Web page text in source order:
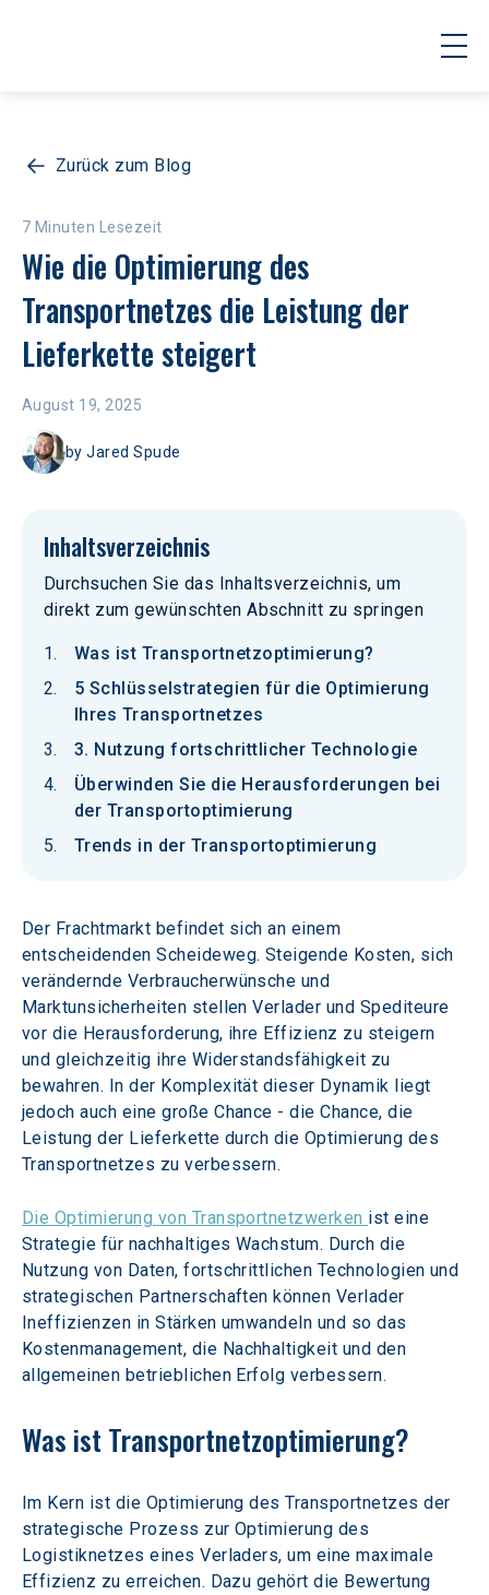
Zurück zum Blog
7 Minuten Lesezeit
Wie die Optimierung des
Transportnetzes die Leistung der
Lieferkette steigert
August 19, 2025
byJared Spude
Inhaltsverzeichnis
Durchsuchen Sie das Inhaltsverzeichnis, um
direkt zum gewünschten Abschnitt zu springen
Was ist Transportnetzoptimierung?
5 Schlüsselstrategien für die Optimierung
Ihres Transportnetzes
3. Nutzung fortschrittlicher Technologie
Überwinden Sie die Herausforderungen bei
der Transportoptimierung
Trends in der Transportoptimierung
Der Frachtmarkt befindet sich an einem
entscheidenden Scheideweg. Steigende Kosten, sich
verändernde Verbraucherwünsche und
Marktunsicherheiten stellen Verlader und Spediteure
vor die Herausforderung, ihre Effizienz zu steigern
und gleichzeitig ihre Widerstandsfähigkeit zu
bewahren. In der Komplexität dieser Dynamik liegt
jedoch auch eine große Chance - die Chance, die
Leistung der Lieferkette durch die Optimierung des
Transportnetzes zu verbessern.
Die Optimierung von Transportnetzwerken ist eine
Strategie für nachhaltiges Wachstum. Durch die
Nutzung von Daten, fortschrittlichen Technologien und
strategischen Partnerschaften können Verlader
Ineffizienzen in Stärken umwandeln und so das
Kostenmanagement, die Nachhaltigkeit und den
allgemeinen betrieblichen Erfolg verbessern.
Was ist Transportnetzoptimierung?
Im Kern ist die Optimierung des Transportnetzes der
strategische Prozess zur Optimierung des
Logistiknetzes eines Verladers, um eine maximale
Effizienz zu erreichen. Dazu gehört die Bewertung